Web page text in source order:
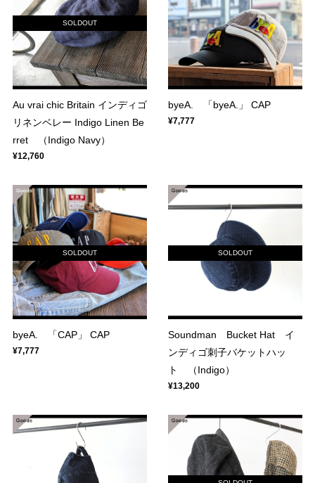
SOLDOUT
Au vrai chic Britain インディゴ
リネンベレー Indigo Linen Be
rret （Indigo Navy）
¥12,760
byeA. 「byeA.」 CAP
¥7,777
SOLDOUT
byeA. 「CAP」 CAP
¥7,777
SOLDOUT
Soundman Bucket Hat イ
ンディゴ刺子バケットハッ
ト （Indigo）
¥13,200